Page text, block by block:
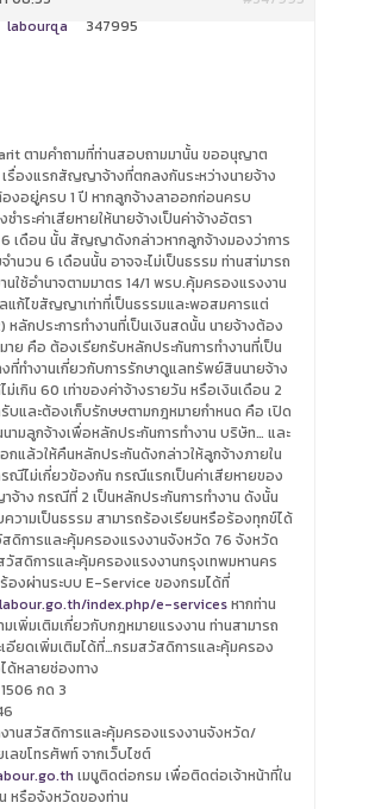
labourqa
347995
ตามคำถามที่ท่านสอบถามมานั้น ขออนุญาต
รื่องแรกสัญญาจ้างที่ตกลงกันระหว่างนายจ้าง
องอยู่ครบ 1 ปี หากลูกจ้างลาออกก่อนครบ
ระค่าเสียหายให้นายจ้างเป็นค่าจ้างอัตรา
เดือน นั้น สัญญาดังกล่าวหากลูกจ้างมองว่าการ
ำนวน 6 เดือนนั้น อาจจะไม่เป็นธรรม ท่านสา่มารถ
นใช้อำนาจตามมาตร 14/1 พรบ.คุ้มครองแรงงาน
ลแก้ไขสัญญาเท่าที่เป็นธรรมและพอสมคารแต่
หลักประการทำงานที่เป็นเงินสดนั้น นายจ้างต้อง
ย คือ ต้องเรียกรับหลักประกันการทำงานที่เป็น
ที่ทำงานเกี่ยวกับการรักษาดูแลทรัพย์สินนายจ้าง
ม่เกิน 60 เท่าของค่าจ้างรายวัน หรือเงินเดือน 2
รับและต้องเก็บรักษษตามกฎหมายกำหนด คือ เปิด
ามลูกจ้างเพื่อหลักประกันการทำงาน บริษัท… และ
กแล้วให้คืนหลักประกันดังกล่าวให้ลูกจ้างภายใน
ณีไม่เกี่ยวข้องกัน กรณีแรกเป็นค่าเสียหายของ
าง กรณีที่ 2 เป็นหลักประกันการทำงาน ดังนั้น
ความเป็นธรรม สามารถร้องเรียนหรือร้องทุกข์ได้
ดิการและคุ้มครองแรงงานจังหวัด 76 จังหวัด
วัสดิการและคุ้มครองแรงงานกรุงเทพมหานคร
องผ่านระบบ E-Service ของกรมได้ที่
index.php/e-servicesหากท่าน
เพิ่มเติมเกี่ยวกับกฎหมายแรงงาน ท่านสามารถ
อียดเพิ่มเติมได้ที่…กรมสวัสดิการและคุ้มครอง
ด้หลายช่องทาง
กด 3
านสวัสดิการและคุ้มครองแรงงานจังหวัด/
ลขโทรศัพท์ จากเว็บไซต์
เมนูติดต่อกรม เพื่อติดต่อเจ้าหน้าที่ใน
หรือจังหวัดของท่าน